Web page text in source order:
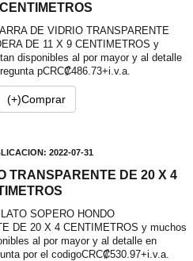
DE VIDRIO TRANSPARENTE
DE 11 X 9 CENTIMETROS y
disponibles al por mayor y al detalle
pCRC₡486.73+i.v.a.
(+)Comprar
2022-07-31
TRANSPARENTE DE 20 X 4
SOPERO HONDO
DE 20 X 4 CENTIMETROS y muchos
al por mayor y al detalle en
por el codigoCRC₡530.97+i.v.a.